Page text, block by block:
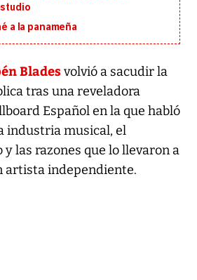
a la panameña
Bladesvolvió a sacudir la
tras una reveladora
Español en la que habló
industria musical, el
las razones que lo llevaron a
artista independiente.